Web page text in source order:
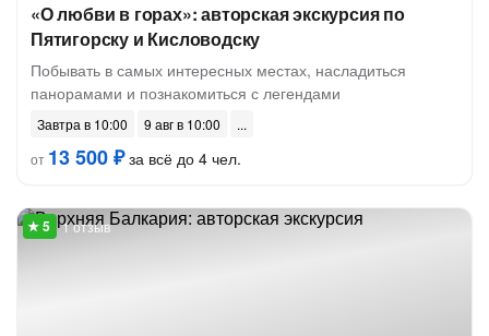
«О любви в горах»: авторская экскурсия по
Пятигорску и Кисловодску
Побывать в самых интересных местах, насладиться
панорамами и познакомиться с легендами
Завтра в 10:00
9 авг в 10:00
от 13 500 ₽за всё до 4 чел.
1 отзыв